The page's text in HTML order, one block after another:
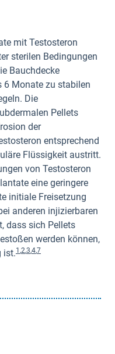
mit Testosteron
sterilen Bedingungen
Bauchdecke
6 Monate zu stabilen
Die
Pellets
der
entsprechend
Flüssigkeit austritt.
von Testosteron
eine geringere
initiale Freisetzung
anderen injizierbaren
dass sich Pellets
werden können,
ist.1 ,2,3,4,7